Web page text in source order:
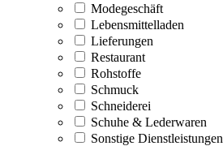
Modegeschäft
Lebensmittelladen
Lieferungen
Restaurant
Rohstoffe
Schmuck
Schneiderei
Schuhe & Lederwaren
Sonstige Dienstleistungen